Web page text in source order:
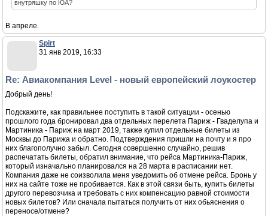
внутряшку по ЮА?
В апреле.
Spirt
31 янв 2019, 16:33
Re: Авиакомпания Level - новый европейский лоукостер
Добрый день!
Подскажите, как правильнее поступить в такой ситуации - осенью
прошлого года бронировал два отдельных перелета Париж - Гваделупа и
Мартиника - Париж на март 2019, также купил отдельные билеты из
Москвы до Парижа и обратно. Подтверждения пришли на почту и я про
них благополучно забыл. Сегодня совершенно случайно, решив
распечатать билеты, обратил внимание, что рейса Мартиника-Париж,
который изначально планировался на 28 марта в расписании нет.
Компания даже не соизволила меня уведомить об отмене рейса. Бронь у
них на сайте тоже не пробивается. Как в этой связи быть, купить билеты
другого перевозчика и требовать с них компенсацию равной стоимости
новых билетов? Или сначала пытаться получить от них обьяснения о
переносе/отмене?